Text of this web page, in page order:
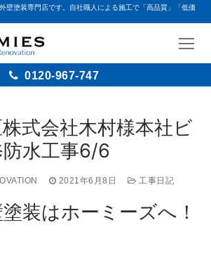
壁塗装専門店です。自社職人による施工で「高品質」「低価
0120-967-747
式会社木村様本社ビ
水工事6/6
2021年6月8日 工事日記
装はホーミーズへ！